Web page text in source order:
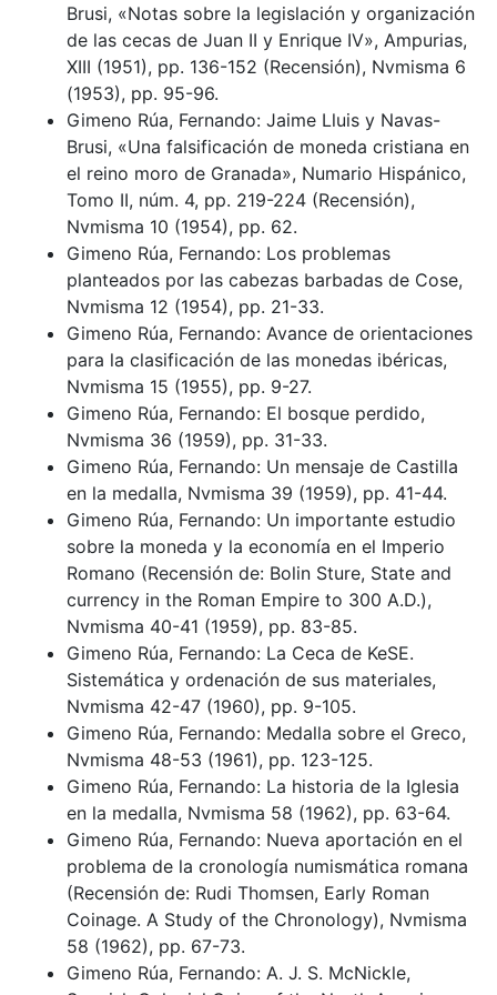
Brusi, «Notas sobre la legislación y organización
de las cecas de Juan II y Enrique IV», Ampurias,
XIII (1951), pp. 136-152 (Recensión), Nvmisma 6
(1953), pp. 95-96.
Gimeno Rúa, Fernando: Jaime Lluis y Navas-
Brusi, «Una falsificación de moneda cristiana en
el reino moro de Granada», Numario Hispánico,
Tomo II, núm. 4, pp. 219-224 (Recensión),
Nvmisma 10 (1954), pp. 62.
Gimeno Rúa, Fernando: Los problemas
planteados por las cabezas barbadas de Cose,
Nvmisma 12 (1954), pp. 21-33.
Gimeno Rúa, Fernando: Avance de orientaciones
para la clasificación de las monedas ibéricas,
Nvmisma 15 (1955), pp. 9-27.
Gimeno Rúa, Fernando: El bosque perdido,
Nvmisma 36 (1959), pp. 31-33.
Gimeno Rúa, Fernando: Un mensaje de Castilla
en la medalla, Nvmisma 39 (1959), pp. 41-44.
Gimeno Rúa, Fernando: Un importante estudio
sobre la moneda y la economía en el Imperio
Romano (Recensión de: Bolin Sture, State and
currency in the Roman Empire to 300 A.D.),
Nvmisma 40-41 (1959), pp. 83-85.
Gimeno Rúa, Fernando: La Ceca de KeSE.
Sistemática y ordenación de sus materiales,
Nvmisma 42-47 (1960), pp. 9-105.
Gimeno Rúa, Fernando: Medalla sobre el Greco,
Nvmisma 48-53 (1961), pp. 123-125.
Gimeno Rúa, Fernando: La historia de la Iglesia
en la medalla, Nvmisma 58 (1962), pp. 63-64.
Gimeno Rúa, Fernando: Nueva aportación en el
problema de la cronología numismática romana
(Recensión de: Rudi Thomsen, Early Roman
Coinage. A Study of the Chronology), Nvmisma
58 (1962), pp. 67-73.
Gimeno Rúa, Fernando: A. J. S. McNickle,